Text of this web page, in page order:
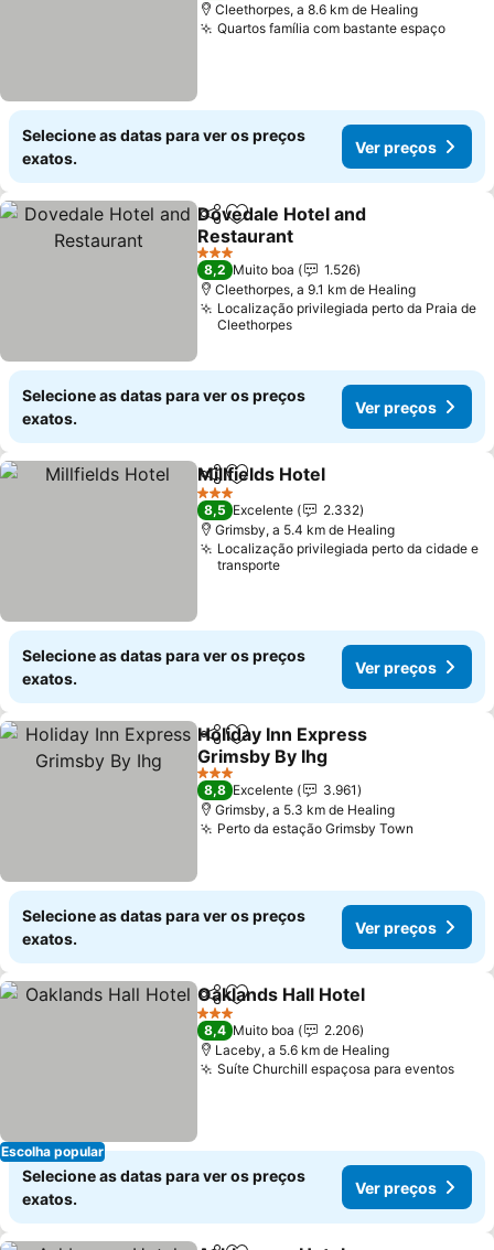
Cleethorpes, a 8.6 km de Healing
Quartos família com bastante espaço
Selecione as datas para ver os preços
exatos.
Ver preços
PartilharAdicionar aos favoritos
Dovedale Hotel and
Restaurant
3 Estrelas
8,2 Muito boa
1.526
Cleethorpes, a 9.1 km de Healing
Localização privilegiada perto da Praia de
Cleethorpes
Selecione as datas para ver os preços
exatos.
Ver preços
PartilharAdicionar aos favoritos
Millfields Hotel
3 Estrelas
8,5 Excelente
2.332
Grimsby, a 5.4 km de Healing
Localização privilegiada perto da cidade e
transporte
Selecione as datas para ver os preços
exatos.
Ver preços
PartilharAdicionar aos favoritos
Holiday Inn Express
Grimsby By Ihg
3 Estrelas
8,8 Excelente
3.961
Grimsby, a 5.3 km de Healing
Perto da estação Grimsby Town
Selecione as datas para ver os preços
exatos.
Ver preços
Escolha popular
PartilharAdicionar aos favoritos
Oaklands Hall Hotel
3 Estrelas
8,4 Muito boa
2.206
Laceby, a 5.6 km de Healing
Suíte Churchill espaçosa para eventos
Selecione as datas para ver os preços
exatos.
Ver preços